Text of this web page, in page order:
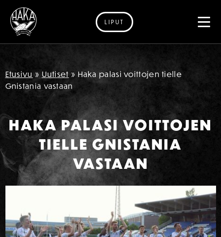
Siirry sisältöön
LIPUT
Etusivu » Uutiset » Haka palasi voittojen tielle
Gnistania vastaan
HAKA PALASI VOITTOJEN
TIELLE GNISTANIA
VASTAAN